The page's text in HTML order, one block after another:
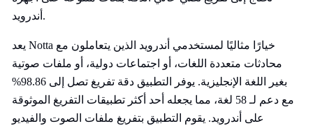
أندرويد.
يعد Notta خيارًا مثاليًا لمستخدمي أندرويد الذين يتعاملون مع
محادثات متعددة اللغات، أو اجتماعات دولية، أو ملفات صوتية
بغير اللغة الإنجليزية. يوفر التطبيق دقة تفريغ تصل إلى 98.86%
مع دعم لـ 58 لغة، مما يجعله أحد أكثر تطبيقات التفريغ الموثوقة
على أندرويد. يقوم التطبيق بتفريغ ملفات الصوت والفيديو